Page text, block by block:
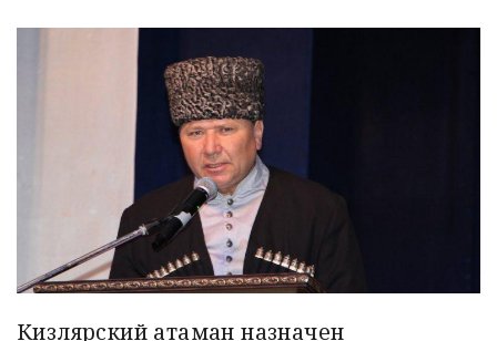
Кизлярский атаман назначен